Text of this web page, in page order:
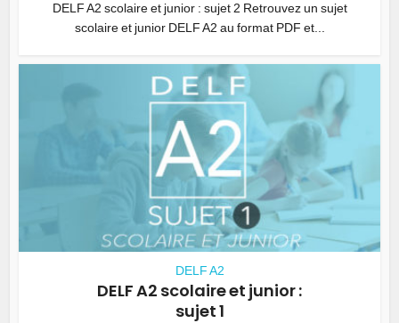
DELF A2 scolaire et junior : sujet 2 Retrouvez un sujet
scolaire et junior DELF A2 au format PDF et...
DELF A2
DELF A2 scolaire et junior :
sujet 1